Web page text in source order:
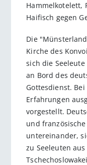
Hammelkotelett,
Haifisch gegen
Die
Kirche des
sich die
an Bord des
Gottesdienst.
Erfahrungen
vorgestellt.
und
untereinander,
zu Seeleuten